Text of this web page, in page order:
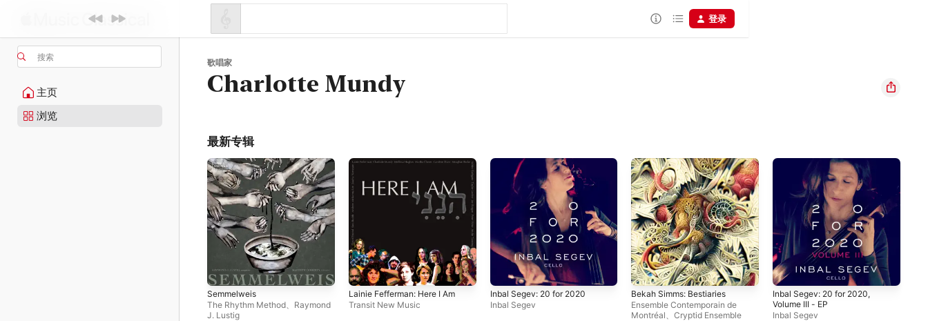
搜索
主页
浏览
登录
歌唱家
Charlotte Mundy
最新专辑
Semmelweis
The Rhythm Method
Raymond
J. Lustig
Lainie Fefferman: Here I Am
Transit New Music
Inbal Segev: 20 for 2020
Inbal Segev
Bekah Simms: Bestiaries
Ensemble Contemporain de
Montréal 、Cryptid Ensemble
Inbal Segev: 20 for 2020,
Volume III - EP
Inbal Segev